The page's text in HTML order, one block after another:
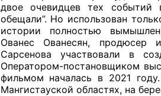
двое очевидцев тех
обещали”. Но использован
истории полностью
Ованес Ованесян, продюсер
Сарсенова участвовали в
Оператором-постановщиком
фильмом началась в 2021
Мангистауской областях, на